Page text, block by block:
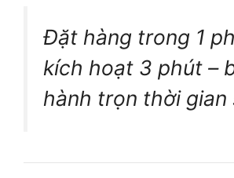
Đặt hàng trong 1
kích hoạt 3 phút –
hành trọn thời gian